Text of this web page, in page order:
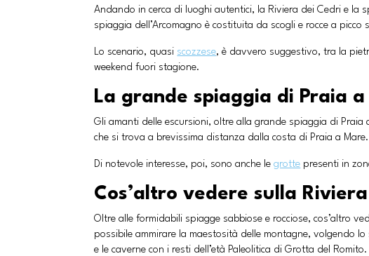
Andando in cerca di luoghi autentici, la Riviera dei Cedri e la
spiaggia dell’Arcomagno è costituita da scogli e rocce a picco
Lo scenario, quasi scozzese, è davvero suggestivo, tra la
weekend fuori stagione.
La grande spiaggia di Praia
Gli amanti delle escursioni, oltre alla grande spiaggia di
che si trova a brevissima distanza dalla costa di Praia a Mare.
Di notevole interesse, poi, sono anche legrotte presenti in
Cos’altro vedere sulla
Oltre alle formidabili spiagge sabbiose e rocciose, cos’altro
possibile ammirare la maestosità delle montagne, volgendo
e le caverne con i resti dell’età Paleolitica di Grotta del Romito.